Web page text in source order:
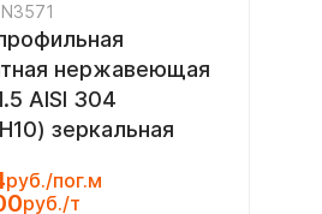
нержавеющая
AISI 304
зеркальная
руб./пог.м
руб./т